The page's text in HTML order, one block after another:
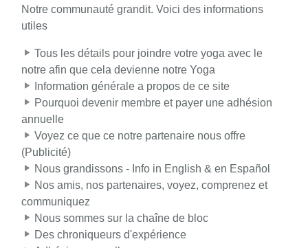
Notre communauté grandit. Voici des informations
utiles
Tous les détails pour joindre votre yoga avec le
notre afin que cela devienne notre Yoga
Information générale a propos de ce site
Pourquoi devenir membre et payer une adhésion
annuelle
Voyez ce que ce notre partenaire nous offre
(Publicité)
Nous grandissons - Info in English & en Español
Nos amis, nos partenaires, voyez, comprenez et
communiquez
Nous sommes sur la chaîne de bloc
Des chroniqueurs d'expérience